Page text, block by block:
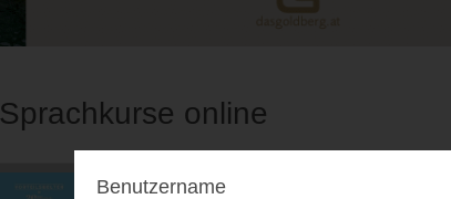
Sprachkurse online
Benutzername